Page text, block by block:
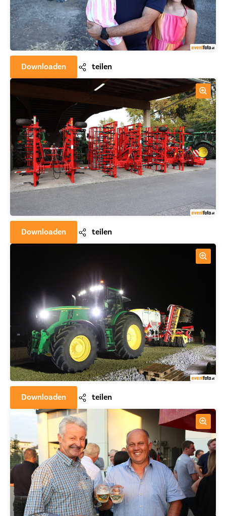
Downloaden teilen
Downloaden teilen
Downloaden teilen